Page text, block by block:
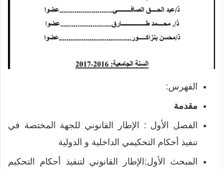
الفهرس:
مقدمة
الفصل الأول : الإطار القانوني للجهة المختصة في
تنفيذ أحكام التحكيمي الداخلية و الدولية
المبحث الأول:الإطار القانوني لتنفيذ أحكام التحكيم